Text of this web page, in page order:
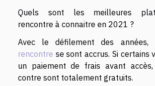
Quels sont les meilleures
rencontre à connaitre en 2021 ?
Avec le défilement des
rencontre se sont accrus. Si certains
un paiement de frais avant accès,
contre sont totalement gratuits.